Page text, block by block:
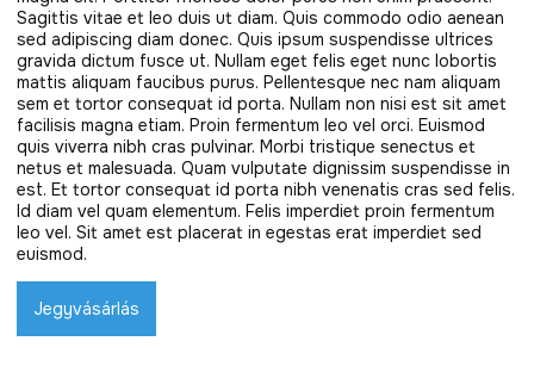
Sagittis vitae et leo duis ut diam. Quis commodo odio aenean
sed adipiscing diam donec. Quis ipsum suspendisse ultrices
gravida dictum fusce ut. Nullam eget felis eget nunc lobortis
mattis aliquam faucibus purus. Pellentesque nec nam aliquam
sem et tortor consequat id porta. Nullam non nisi est sit amet
facilisis magna etiam. Proin fermentum leo vel orci. Euismod
quis viverra nibh cras pulvinar. Morbi tristique senectus et
netus et malesuada. Quam vulputate dignissim suspendisse in
est. Et tortor consequat id porta nibh venenatis cras sed felis.
Id diam vel quam elementum. Felis imperdiet proin fermentum
leo vel. Sit amet est placerat in egestas erat imperdiet sed
euismod.
Jegyvásárlás